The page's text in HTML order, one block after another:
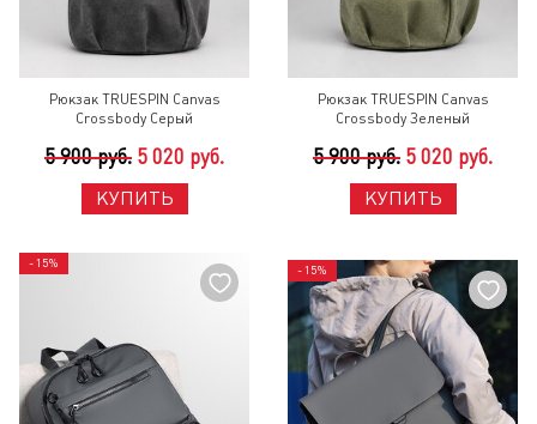
Рюкзак TRUESPIN Canvas
Crossbody Серый
5 900 руб. 5 020 руб.
КУПИТЬ
Рюкзак TRUESPIN Canvas
Crossbody Зеленый
5 900 руб. 5 020 руб.
КУПИТЬ
- 15%
- 15%